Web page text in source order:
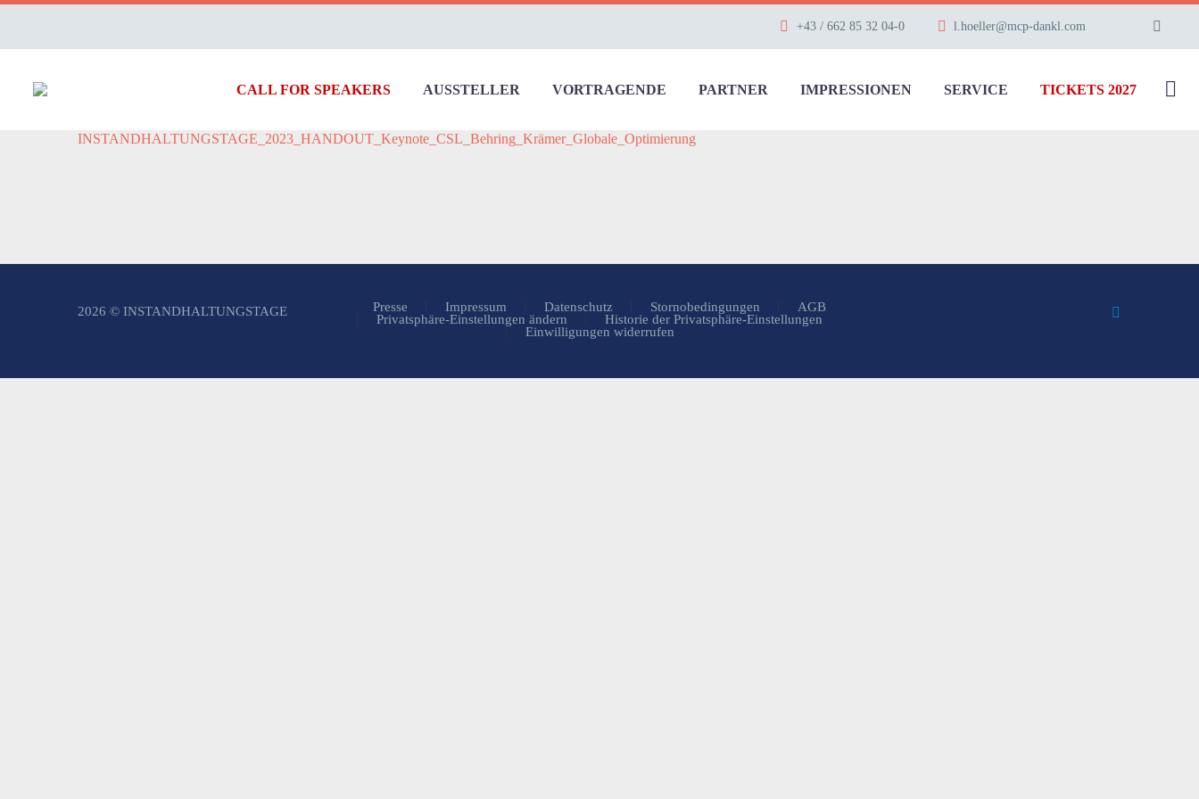
+43 / 662 85 32 04-0 l.hoeller@mcp-dankl.com
CALL FOR SPEAKERS AUSSTELLER VORTRAGENDE PARTNER IMPRESSIONEN SERVICE TICKETS 2027
INSTANDHALTUNGSTAGE_2023_HANDOUT_Keynote_CSL_Behring_Krämer_Globale_Optimierung
Presse Impressum Datenschutz Stornobedingungen
AGB
Privatsphäre-Einstellungen ändern
Historie der Privatsphäre-Einstellungen
Einwilligungen widerrufen
2026 © INSTANDHALTUNGSTAGE